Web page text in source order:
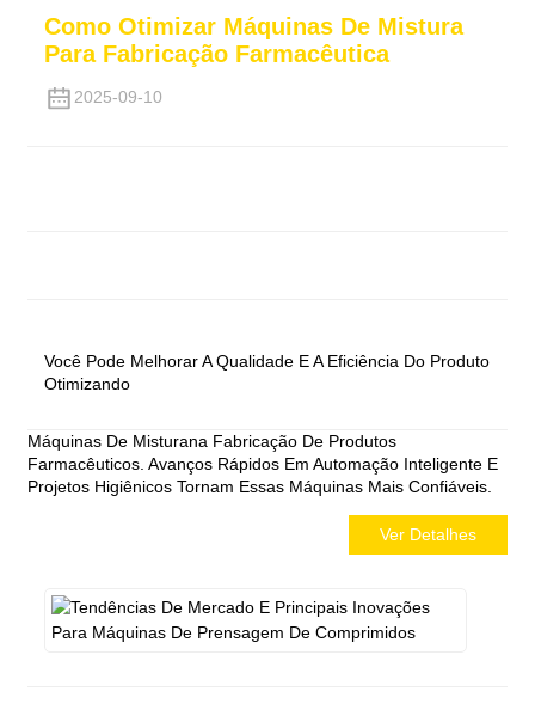
Como Otimizar Máquinas De Mistura
Para Fabricação Farmacêutica
2025-09-10
Você Pode Melhorar A Qualidade E A Eficiência Do Produto
Otimizando
Máquinas De MisturaNa Fabricação De Produtos
Farmacêuticos. Avanços Rápidos Em Automação Inteligente E
Projetos Higiênicos Tornam Essas Máquinas Mais Confiáveis.
Ver Detalhes